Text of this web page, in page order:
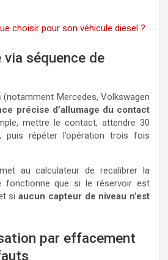
choisir pour son véhicule diesel ?
séquence de
(notamment Mercedes, Volkswagen
précise d’allumage du contact
mettre le contact, attendre 30
puis répéter l’opération trois fois
au calculateur de recalibrer la
fonctionne que si le réservoir est
si aucun capteur de niveau n’est
par effacement